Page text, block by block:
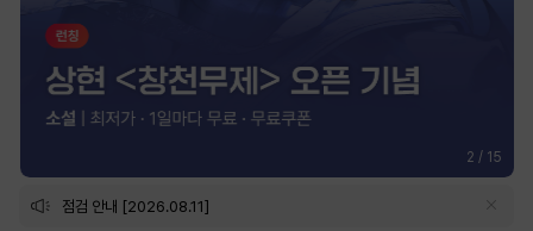
2 / 15
점검 안내 [2026.08.11]